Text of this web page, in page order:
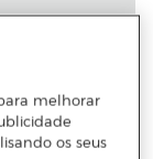
melhorar
os seus